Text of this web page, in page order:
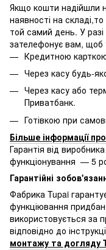
Якщо кошти надійшли
наявності на
той самий день. У
зателефонує вам, щоб
Кредитною
Через касу будь-
Через касу або
Приватбанк.
Готівкою при
Більше інформації
Гарантія від
функціонування — 5
Гарантійні
Фабрика Tupai
функціювання
використовується за
відповідно до
монтажу та догляду